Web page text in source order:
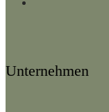
Unternehmen